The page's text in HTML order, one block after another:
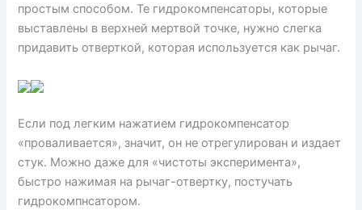
простым способом. Те гидрокомпенсаторы, которые
выставлены в верхней мертвой точке, нужно слегка
придавить отверткой, которая используется как рычаг.
Если под легким нажатием гидрокомпенсатор
«проваливается», значит, он не отрегулирован и издает
стук. Можно даже для «чистоты эксперимента»,
быстро нажимая на рычаг-отвертку, постучать
гидрокомпнсатором.